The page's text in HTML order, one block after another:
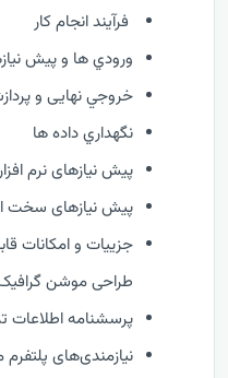
فرآيند انجام کار
ورودي ها و پیش
خروجي نهایی و
نگهداري داده ها
پیش نیازهای نرم
پیش نیازهای سخت
جزییات و امکانات
طراحی موشن
پرسشنامه اطلاعات
نیازمندی‌های پلتفرم